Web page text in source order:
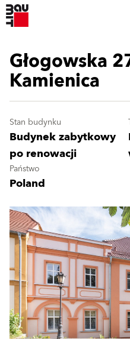
Głogowska
Kamienica
Stan budynku
Budynek zabytkowy
po renowacji
Państwo
Poland